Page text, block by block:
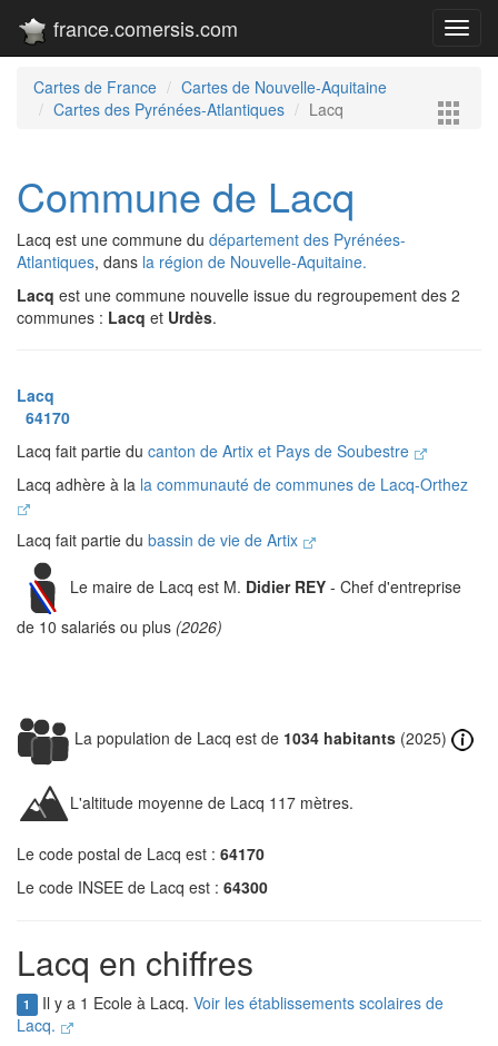
france.comersis.com
Cartes de France
Cartes de Nouvelle-Aquitaine
Cartes des Pyrénées-Atlantiques
Lacq
Commune de Lacq
Lacq est une commune du département des Pyrénées-
Atlantiques, dans la région de Nouvelle-Aquitaine.
Lacq est une commune nouvelle issue du regroupement des 2
communes : Lacq et Urdès.
Lacq
64170
Lacq fait partie du canton de Artix et Pays de Soubestre
Lacq adhère à la la communauté de communes de Lacq-Orthez
Lacq fait partie du bassin de vie de Artix
Le maire de Lacq est M. Didier REY - Chef d'entreprise
de 10 salariés ou plus (2026)
La population de Lacq est de 1034 habitants (2025)
L'altitude moyenne de Lacq 117 mètres.
Le code postal de Lacq est : 64170
Le code INSEE de Lacq est : 64300
Lacq en chiffres
1 Il y a 1 Ecole à Lacq. Voir les établissements scolaires de
Lacq.